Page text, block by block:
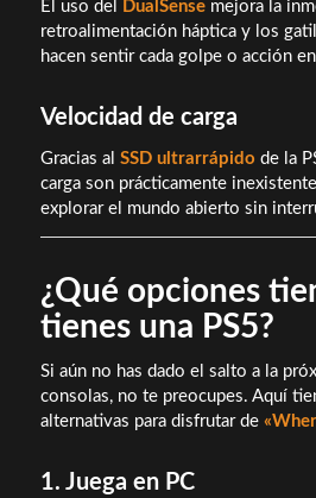
El uso del DualSensemejora la
retroalimentación háptica y los
hacen sentir cada golpe o acción
Velocidad de carga
Gracias al SSD ultrarrápido de la
carga son prácticamente
explorar el mundo abierto sin
¿Qué opciones
tienes una PS5?
Si aún no has dado el salto a la
consolas, no te preocupes. Aquí
alternativas para disfrutar de
1. Juega en PC